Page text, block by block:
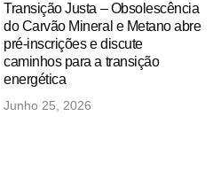
Transição Justa – Obsolescência
do Carvão Mineral e Metano abre
pré-inscrições e discute
caminhos para a transição
energética
Junho 25, 2026